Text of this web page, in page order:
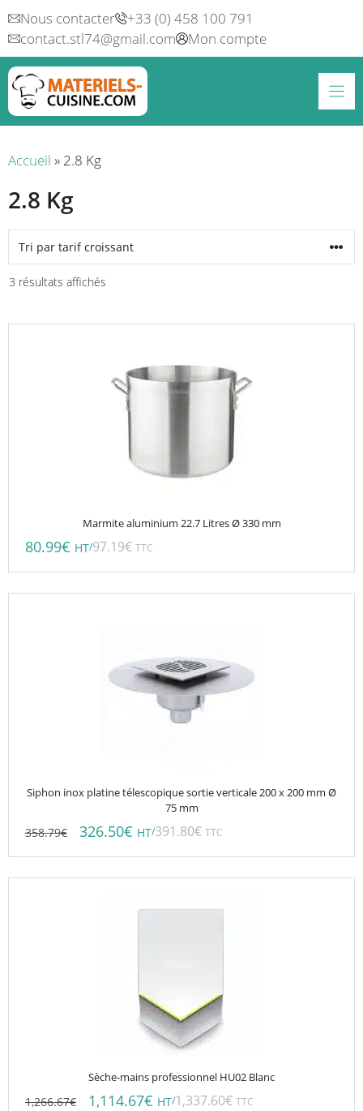
Aller
au
contenu
Nous contacter
+33 (0) 458 100 791
contact.stl74@gmail.com
Mon compte
Accueil » 2.8 Kg
2.8 Kg
3 résultats affichés
Marmite aluminium 22.7 Litres Ø 330 mm
80.99€ HT/97.19€ TTC
Siphon inox platine télescopique sortie verticale 200 x 200 mm Ø
75 mm
358.79€ 326.50€ HT/391.80€ TTC
Sèche-mains professionnel HU02 Blanc
1,266.67€ 1,114.67€ HT/1,337.60€ TTC